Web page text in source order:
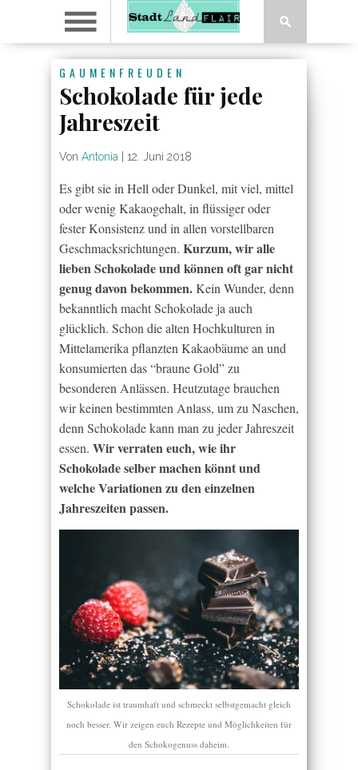
GAUMENFREUDEN
Schokolade für jede
Jahreszeit
Von Antonia 12. Juni 2018
Es gibt sie in Hell oder Dunkel, mit viel, mittel
oder wenig Kakaogehalt, in flüssiger oder
fester Konsistenz und in allen vorstellbaren
Geschmacksrichtungen. Kurzum, wir alle
lieben Schokolade und können oft gar nicht
genug davon bekommen.Kein Wunder, denn
bekanntlich macht Schokolade ja auch
glücklich. Schon die alten Hochkulturen in
Mittelamerika pflanzten Kakaobäume an und
konsumierten das “braune Gold” zu
besonderen Anlässen. Heutzutage brauchen
wir keinen bestimmten Anlass, um zu Naschen,
denn Schokolade kann man zu jeder Jahreszeit
essen. Wir verraten euch, wie ihr
Schokolade selber machen könnt und
welche Variationen zu den einzelnen
Jahreszeiten passen.
Schokolade ist traumhaft und schmeckt selbstgemacht gleich
noch besser. Wir zeigen euch Rezepte und Möglichkeiten für
den Schokogenuss daheim.